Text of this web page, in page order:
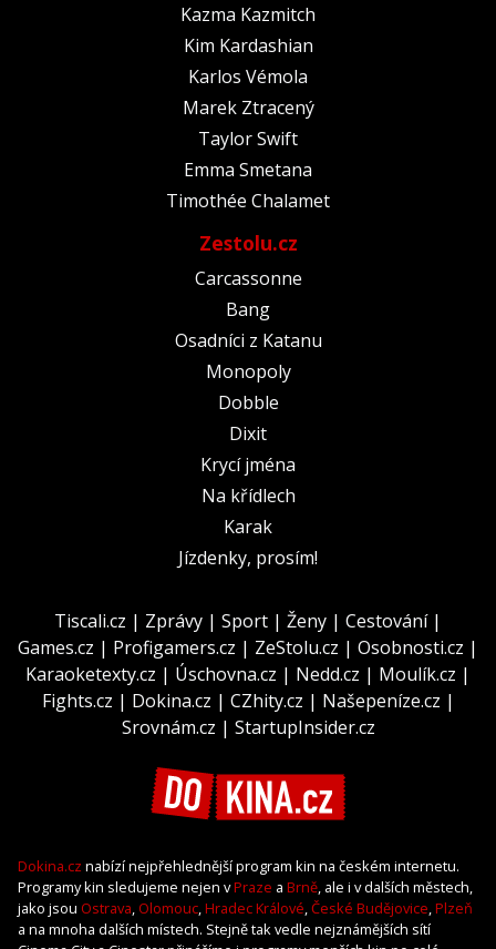
Kazma Kazmitch
Kim Kardashian
Karlos Vémola
Marek Ztracený
Taylor Swift
Emma Smetana
Timothée Chalamet
Zestolu.cz
Carcassonne
Bang
Osadníci z Katanu
Monopoly
Dobble
Dixit
Krycí jména
Na křídlech
Karak
Jízdenky, prosím!
Tiscali.cz | Zprávy | Sport | Ženy | Cestování|
Games.cz | Profigamers.cz | ZeStolu.cz | Osobnosti.cz |
Karaoketexty.cz | Úschovna.cz | Nedd.cz | Moulík.cz |
Fights.cz | Dokina.cz | CZhity.cz | Našepeníze.cz |
Srovnám.cz | StartupInsider.cz
Dokina.cz nabízí nejpřehlednější program kin na českém internetu.
Programy kin sledujeme nejen vPraze a Brně, ale i v dalších městech,
jako jsou Ostrava, Olomouc,Hradec Králové,České Budějovice,Plzeň
a na mnoha dalších místech. Stejně tak vedle nejznámějších sítí